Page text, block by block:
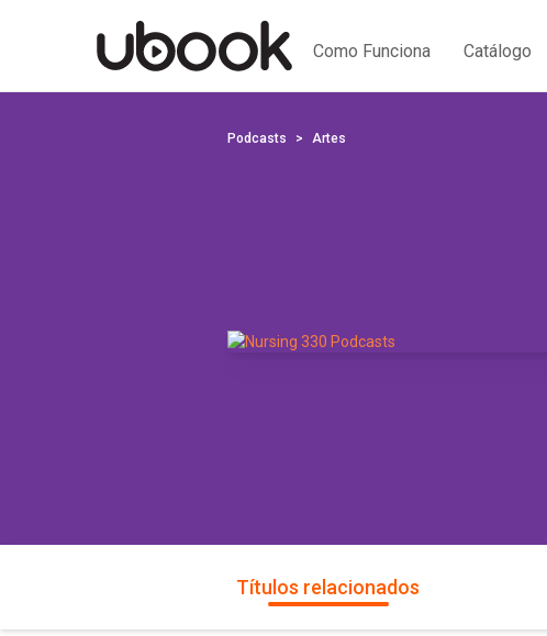
Como Funciona Catálogo
Podcasts Artes
Títulos relacionados